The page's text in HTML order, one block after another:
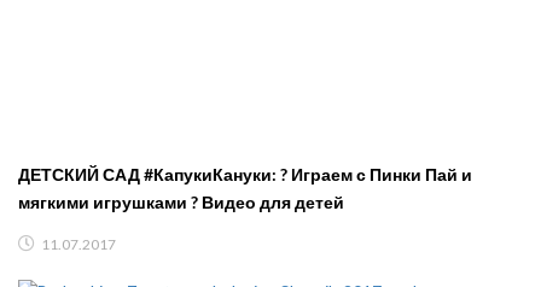
ДЕТСКИЙ САД #КапукиКануки: ? Играем с Пинки Пай и
мягкими игрушками ? Видео для детей
11.07.2017